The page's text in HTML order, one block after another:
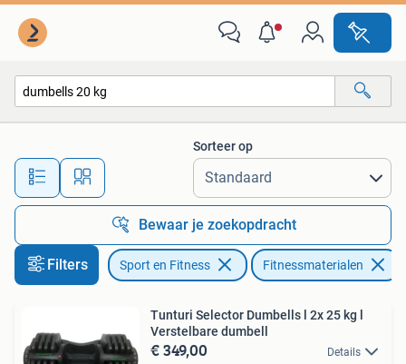
Alle afstanden…
Sorteer op
Bewaar je zoekopdracht
Filters Sport en Fitness Fitnessmaterialen
Tunturi Selector Dumbells l 2x 25 kg l
Verstelbare dumbell
€ 349,00 Details